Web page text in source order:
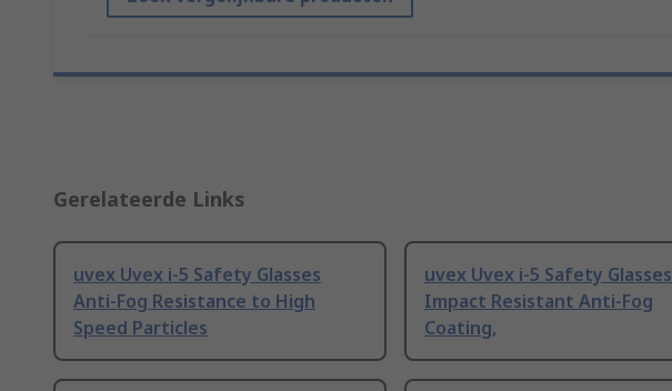
Gerelateerde Links
uvex Uvex i-5 Safety Glasses
Anti-Fog Resistance to High
Speed Particles
uvex Uvex i-5 Safety Glasses
Impact Resistant Anti-Fog
Coating,